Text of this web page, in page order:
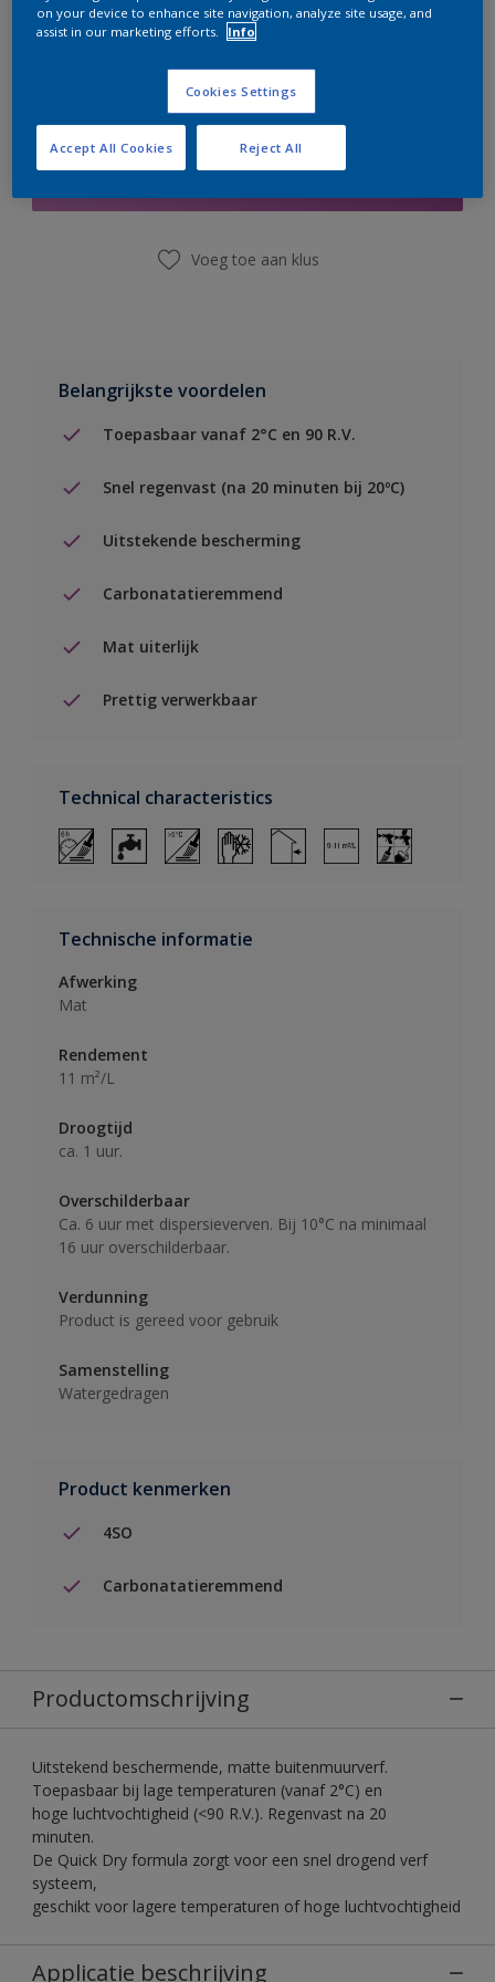
Boodschappenlijst
Voeg toe aan klus
Belangrijkste voordelen
Toepasbaar vanaf 2°C en 90 R.V.
Snel regenvast (na 20 minuten bij 20ºC)
Uitstekende bescherming
Carbonatatieremmend
Mat uiterlijk
Prettig verwerkbaar
Technical characteristics
Technische informatie
Afwerking
Mat
Rendement
11 m²/L
Droogtijd
ca. 1 uur.
Overschilderbaar
Ca. 6 uur met dispersieverven. Bij 10°C na minimaal
16 uur overschilderbaar.
Verdunning
Product is gereed voor gebruik
Samenstelling
Watergedragen
Product kenmerken
4SO
Carbonatatieremmend
Productomschrijving
Uitstekend beschermende, matte buitenmuurverf.
Toepasbaar bij lage temperaturen (vanaf 2°C) en
hoge luchtvochtigheid (<90 R.V.). Regenvast na 20
minuten.
De Quick Dry formula zorgt voor een snel drogend verf
systeem,
geschikt voor lagere temperaturen of hoge luchtvochtigheid
Applicatie beschrijving
on your device to enhance site navigation, analyze site usage, and
assist in our marketing efforts.
Info
Cookies Settings
Reject All
Accept All Cookies